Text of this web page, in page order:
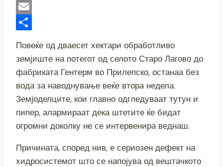
Copy
Link
Email
Повеќе од дваесет хектари обработливо
земјиште на потегот од селото Старо Лагово до
фабриката Гентерм во Прилепско, останаа без
вода за наводнување веќе втора недела.
Земјоделците, кои главно одгледуваат тутун и
пипер, алармираат дека штетите ќе бидат
огромни доколку не се интервенира веднаш.
Причината, според нив, е сериозен дефект на
хидросистемот што се напојува од вештачкото